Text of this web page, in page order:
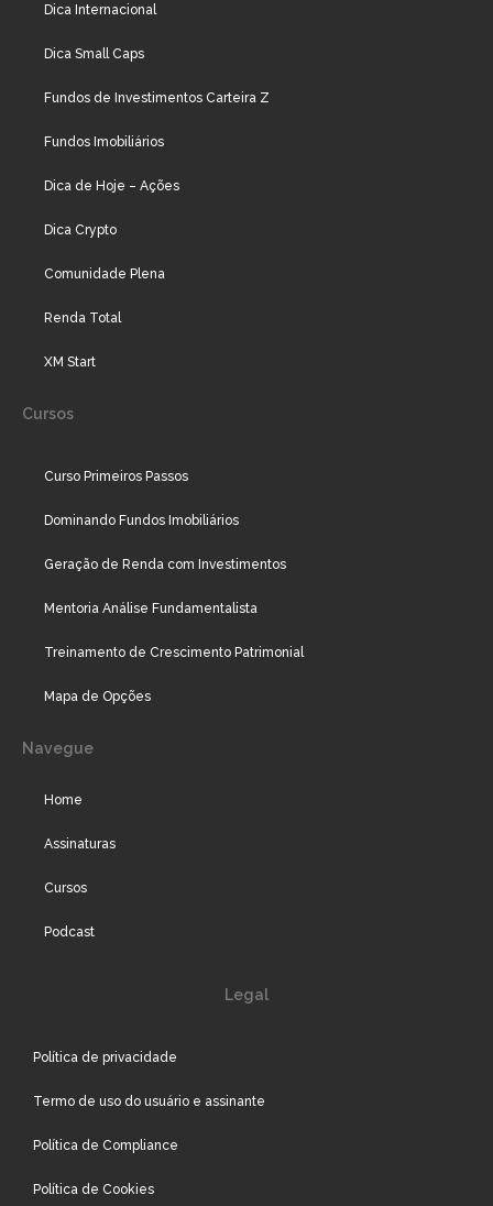
Dica Internacional
Dica Small Caps
Fundos de Investimentos Carteira Z
Fundos Imobiliários
Dica de Hoje – Ações
Dica Crypto
Comunidade Plena
Renda Total
XM Start
Cursos
Curso Primeiros Passos
Dominando Fundos Imobiliários
Geração de Renda com Investimentos
Mentoria Análise Fundamentalista
Treinamento de Crescimento Patrimonial
Mapa de Opções
Navegue
Home
Assinaturas
Cursos
Podcast
Legal
Política de privacidade
Termo de uso do usuário e assinante
Política de Compliance
Política de Cookies